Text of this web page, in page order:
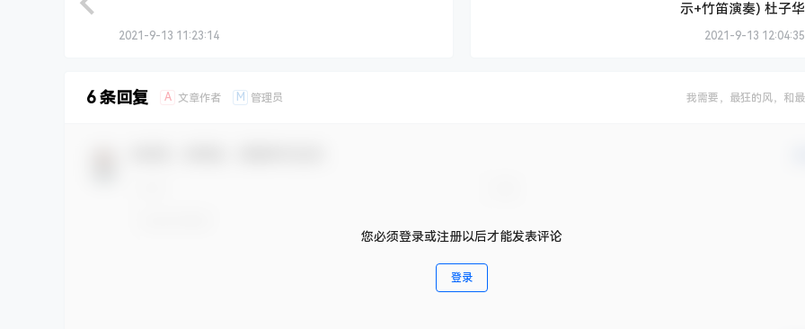
2021-9-13 11:23:14
示+竹笛演奏) 杜子华
2021-9-13 12:04:35
6 条回复 A 文章作者 M 管理员 我需要，最狂的风，和
您必须登录或注册以后才能发表评论
登录